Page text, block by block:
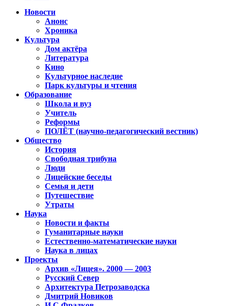
Новости
Анонс
Хроника
Культура
Дом актёра
Литература
Кино
Культурное наследие
Парк культуры и чтения
Образование
Школа и вуз
Учитель
Реформы
ПОЛЁТ (научно-педагогический вестник)
Общество
История
Свободная трибуна
Люди
Лицейские беседы
Семья и дети
Путешествие
Утраты
Наука
Новости и факты
Гуманитарные науки
Естественно-математические науки
Наука в лицах
Проекты
Архив «Лицея». 2000 — 2003
Русский Север
Архитектура Петрозаводска
Дмитрий Новиков